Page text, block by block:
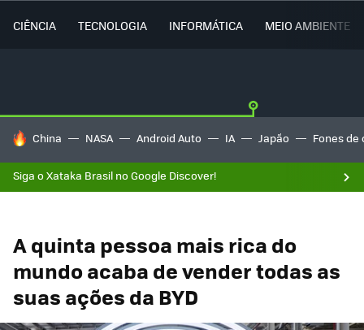
CIÊNCIA TECNOLOGIA INFORMÁTICA MEIO AMBIENTE
TENDÊNCIAS DO DIA
China NASA Android Auto IA Japão Fones de
Siga o Xataka Brasil no Google Discover!
A quinta pessoa mais rica do
mundo acaba de vender todas as
suas ações da BYD